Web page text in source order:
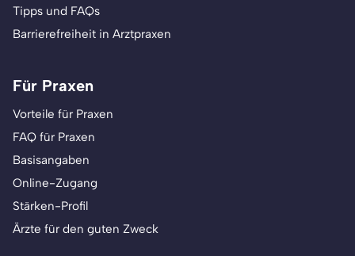
Tipps und FAQs
Barrierefreiheit in Arztpraxen
Für Praxen
Vorteile für Praxen
FAQ für Praxen
Basisangaben
Online-Zugang
Stärken-Profil
Ärzte für den guten Zweck